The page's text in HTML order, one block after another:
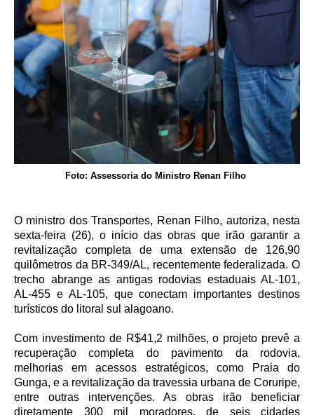
Foto: Assessoria do Ministro Renan Filho
O ministro dos Transportes, Renan Filho, autoriza, nesta
sexta-feira (26), o início das obras que irão garantir a
revitalização completa de uma extensão de 126,90
quilômetros da BR-349/AL, recentemente federalizada. O
trecho abrange as antigas rodovias estaduais AL-101,
AL-455 e AL-105, que conectam importantes destinos
turísticos do litoral sul alagoano.
Com investimento de R$41,2 milhões, o projeto prevê a
recuperação completa do pavimento da rodovia,
melhorias em acessos estratégicos, como Praia do
Gunga, e a revitalização da travessia urbana de Coruripe,
entre outras intervenções. As obras irão beneficiar
diretamente 300 mil moradores, de seis cidades